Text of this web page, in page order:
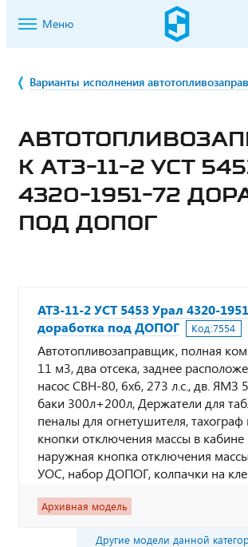
Меню
Варианты исполнения
К АТЗ-11-2 УСТ
4320-1951-72
ПОД ДОПОГ
АТЗ-11-2 УСТ 5453 Урал 4320-
доработка под ДОПОГ
Код:7554
Автотопливозаправщик, полная
11 м3, два отсека, заднее
насос СВН-80, 6х6, 273 л.с., дв. ЯМЗ
баки 300л+200л, Держатели для
пеналы для огнетушителя, тахограф
кнопки отключения массы в
наружная кнопка отключения
УОС, набор ДОПОГ, колпачки на
Архивная модель
Другие модели данной